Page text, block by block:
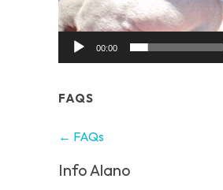
00:00
FAQS
← FAQs
Info Alano